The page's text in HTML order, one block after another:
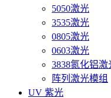
5050激光
3535激光
0805激光
0603激光
3838氮化铝激
阵列激光模组
UV 紫光